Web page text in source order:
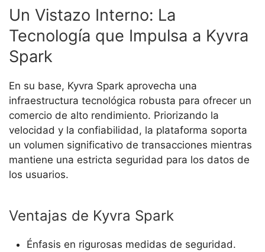
Un Vistazo Interno: La
Tecnología que Impulsa a Kyvra
Spark
En su base, Kyvra Spark aprovecha una
infraestructura tecnológica robusta para ofrecer un
comercio de alto rendimiento. Priorizando la
velocidad y la confiabilidad, la plataforma soporta
un volumen significativo de transacciones mientras
mantiene una estricta seguridad para los datos de
los usuarios.
Ventajas de Kyvra Spark
Énfasis en rigurosas medidas de seguridad.